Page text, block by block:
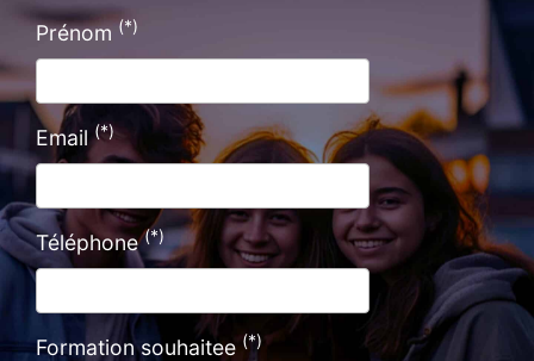
Prénom (*)
Email(*)
Téléphone(*)
Formation souhaitee (*)